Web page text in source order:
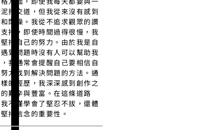
打交道，但我從來沒有感到
悶燥。我從不追求觀眾的讚
持，即使時間過得很慢，我
持自己的努力。由於我是自
到問題時沒有人可以幫助我
我通常會提醒自己要相信自
力找到解決問題的方法。通
的經歷，我深深感到創作之
艱辛與豐富。在這條道路
不僅學會了堅忍不拔，還體
持信念的重要性。